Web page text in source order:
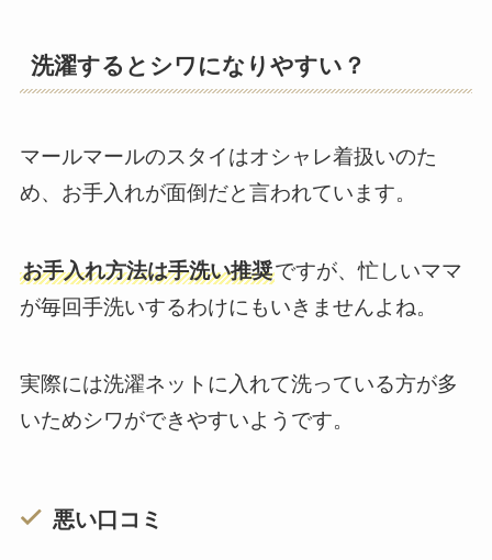
洗濯するとシワになりやすい？
マールマールのスタイはオシャレ着扱いのた
め、お手入れが面倒だと言われています。
お手入れ方法は手洗い推奨ですが、忙しいママ
が毎回手洗いするわけにもいきませんよね。
実際には洗濯ネットに入れて洗っている方が多
いためシワができやすいようです。
悪い口コミ